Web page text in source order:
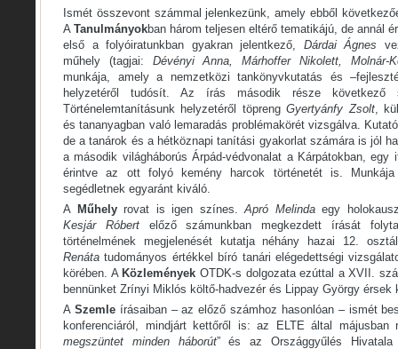
Ismét összevont számmal jelenkezünk, amely ebből
A Tanulmányokban három teljesen eltérő tematikájú, de annál
első a folyóiratunkban gyakran jelentkező, Dárdai Ágnes
műhely (tagjai: Dévényi Anna, Márhoffer Nikolett, Molnár-
munkája, amely a nemzetközi tankönyvkutatás és
helyzetéről tudósít. Az írás második része következő
Történelemtanításunk helyzetéről töprengGyertyánfy Zsolt,
és tananyagban való lemaradás problémakörét vizsgálva.
de a tanárok és a hétköznapi tanítási gyakorlat számára is jól
a második világháborús Árpád-védvonalat a Kárpátokban,
érintve az ott folyó kemény harcok történetét is.
segédletnek egyaránt kiváló.
A Műhelyrovat is igen színes.Apró Melindaegy
Kesjár Róbertelőző számunkban megkezdett írását
történelmének megjelenését kutatja néhány hazai 12.
Renáta tudományos értékkel bíró tanári elégedettségi
körében. A Közlemények OTDK-s dolgozata ezúttal a XVII.
bennünket Zrínyi Miklós költő-hadvezér és Lippay György
A Szemleírásaiban – az előző számhoz hasonlóan – ismét
konferenciáról, mindjárt kettőről is: az ELTE által májusban
megszüntet minden háborút” és az Országgyűlés Hivatala